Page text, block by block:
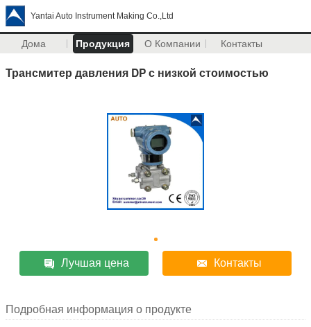
Yantai Auto Instrument Making Co.,Ltd
Дома Продукция О Компании Контакты
Трансмитер давления DP с низкой стоимостью
Лучшая цена Контакты
Подробная информация о продукте